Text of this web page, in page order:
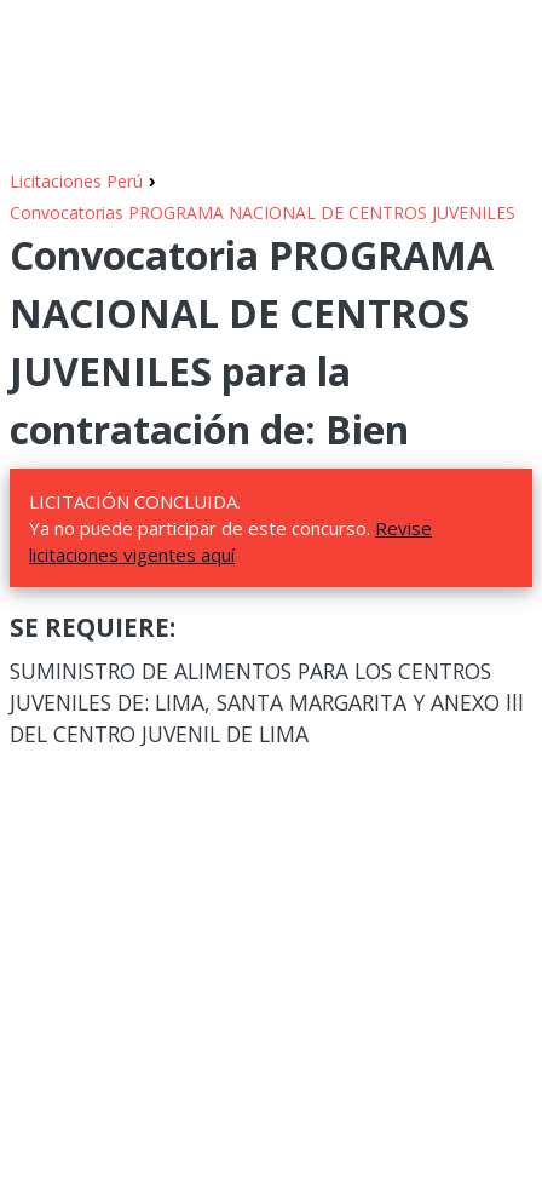
Licitaciones Perú ›
Convocatorias PROGRAMA NACIONAL DE CENTROS JUVENILES
Convocatoria PROGRAMA
NACIONAL DE CENTROS
JUVENILES para la
contratación de: Bien
LICITACIÓN CONCLUIDA.
Ya no puede participar de este concurso. Revise
licitaciones vigentes aquí
SE REQUIERE:
SUMINISTRO DE ALIMENTOS PARA LOS CENTROS
JUVENILES DE: LIMA, SANTA MARGARITA Y ANEXO lll
DEL CENTRO JUVENIL DE LIMA